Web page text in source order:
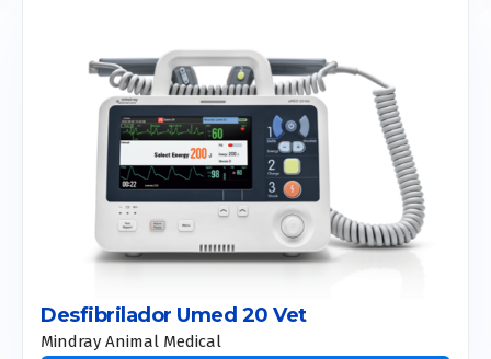
Desfibrilador Umed 20 Vet
Mindray Animal Medical